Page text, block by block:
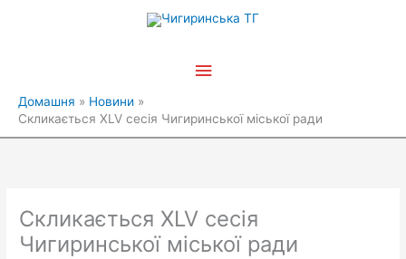
Головне
Домашня
Новини
Скликається XLV сесія Чигиринської міської ради
Скликається XLV сесія
Чигиринської міської ради